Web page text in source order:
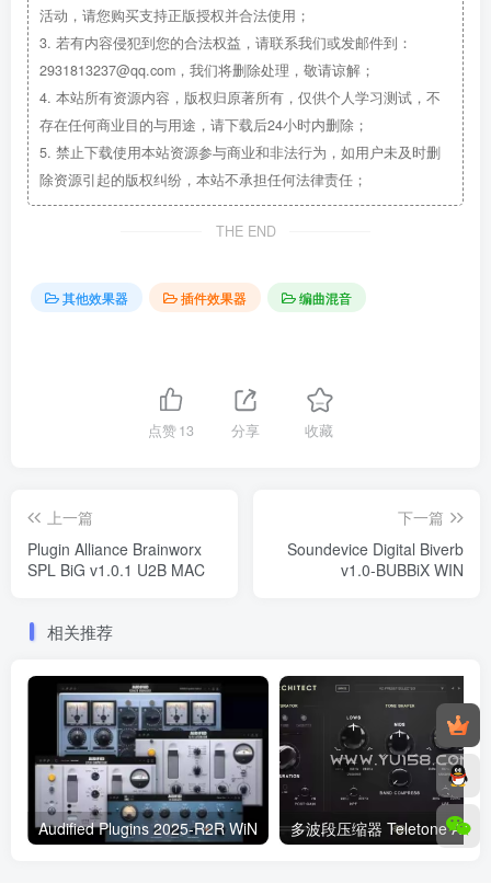
活动，请您购买支持正版授权并合法使用；
3. 若有内容侵犯到您的合法权益，请联系我们或发邮件到：
2931813237@qq.com，我们将删除处理，敬请谅解；
4. 本站所有资源内容，版权归原著所有，仅供个人学习测试，不
存在任何商业目的与用途，请下载后24小时内删除；
5. 禁止下载使用本站资源参与商业和非法行为，如用户未及时删
除资源引起的版权纠纷，本站不承担任何法律责任；
THE END
其他效果器 插件效果器 编曲混音
点赞13 分享 收藏
上一篇
Plugin Alliance Brainworx
SPL BiG v1.0.1 U2B MAC
下一篇
Soundevice Digital Biverb
v1.0-BUBBiX WIN
相关推荐
Audified Plugins 2025-R2R WiN